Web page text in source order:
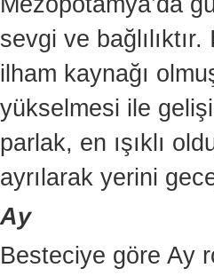
sevgi ve
ilham kaynağı
yükselmesi ile
parlak, en ışıklı
ayrılarak yerini
Ay
Besteciye göre Ay